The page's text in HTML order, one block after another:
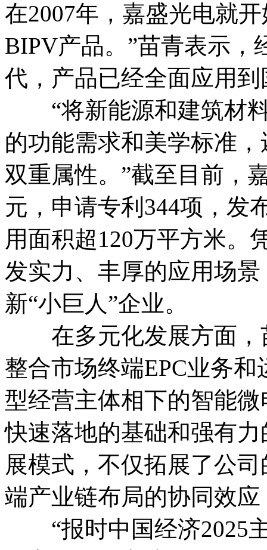
在2007年，嘉盛光电就
BIPV产品。”苗青表示，
代，产品已经全面应用
“将新能源和建筑材料
的功能需求和美学标准
双重属性。”截至目前，
元，申请专利344项，发
用面积超120万平方米。
发实力、丰厚的应用场
新“小巨人”企业。
在多元化发展方面，
整合市场终端EPC业务
型经营主体相下的智能
快速落地的基础和强有
展模式，不仅拓展了公
端产业链布局的协同效应
“报时中国经济2025主